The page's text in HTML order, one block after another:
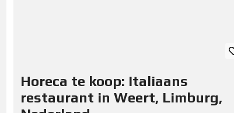
Horeca te koop: Italiaans
restaurant in Weert, Limburg,